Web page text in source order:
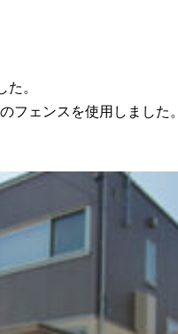
。
ェンスを使用しました。